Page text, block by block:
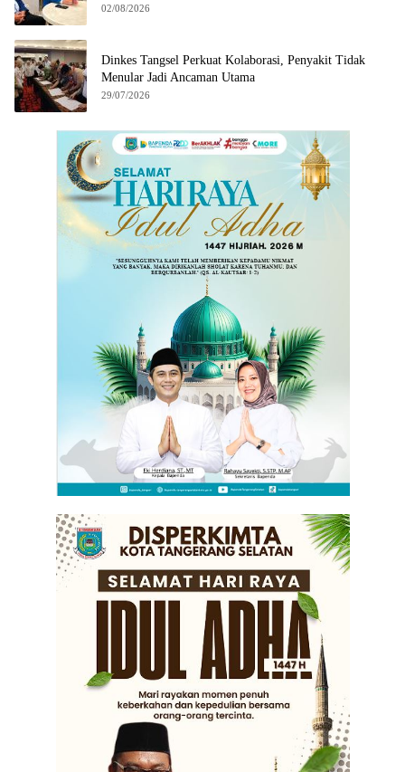
02/08/2026
Dinkes Tangsel Perkuat Kolaborasi, Penyakit Tidak
Menular Jadi Ancaman Utama
29/07/2026